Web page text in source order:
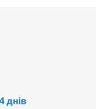
днів